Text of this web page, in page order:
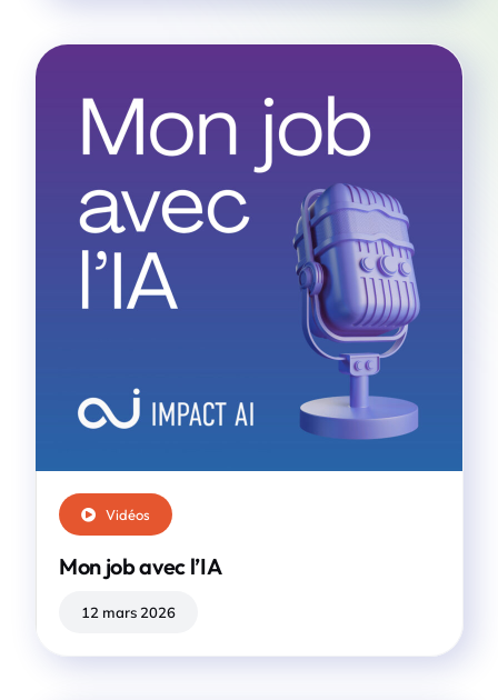
Vidéos
Mon job avec l’IA
12 mars 2026